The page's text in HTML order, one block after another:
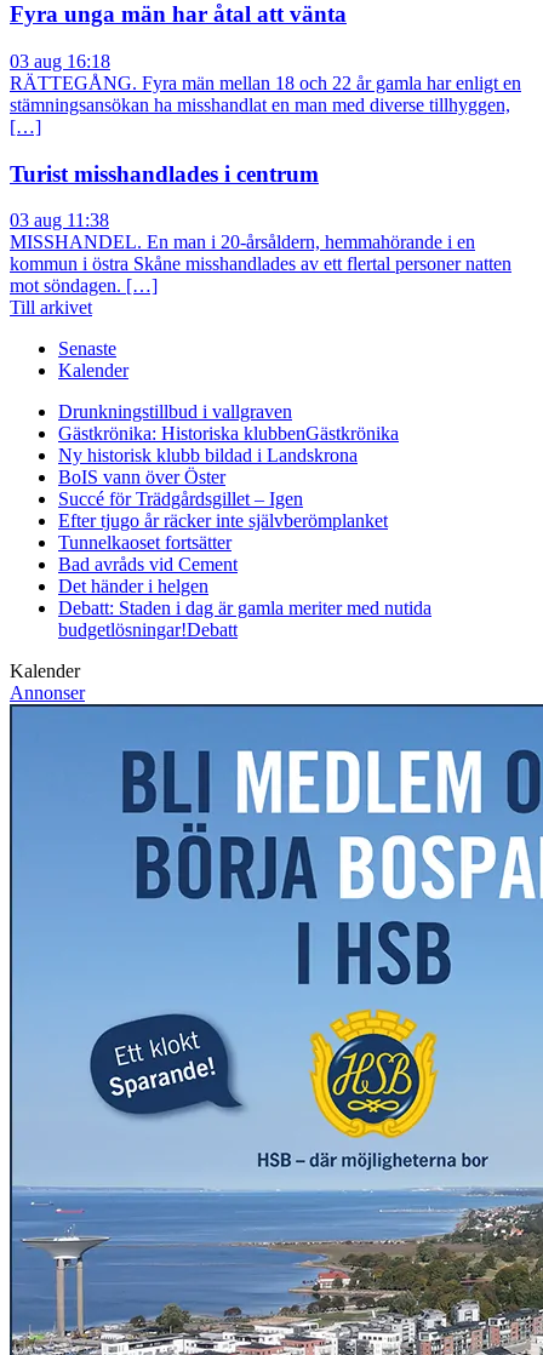
Fyra unga män har åtal att vänta
03 aug 16:18
RÄTTEGÅNG. Fyra män mellan 18 och 22 år gamla har enligt en
stämningsansökan ha misshandlat en man med diverse tillhyggen,
[…]
Turist misshandlades i centrum
03 aug 11:38
MISSHANDEL. En man i 20-årsåldern, hemmahörande i en
kommun i östra Skåne misshandlades av ett flertal personer natten
mot söndagen. […]
Till arkivet
Senaste
Kalender
Drunkningstillbud i vallgraven
Gästkrönika: Historiska klubbenGästkrönika
Ny historisk klubb bildad i Landskrona
BoIS vann över Öster
Succé för Trädgårdsgillet – Igen
Efter tjugo år räcker inte självberömplanket
Tunnelkaoset fortsätter
Bad avråds vid Cement
Det händer i helgen
Debatt: Staden i dag är gamla meriter med nutida
budgetlösningar!Debatt
Kalender
Annonser